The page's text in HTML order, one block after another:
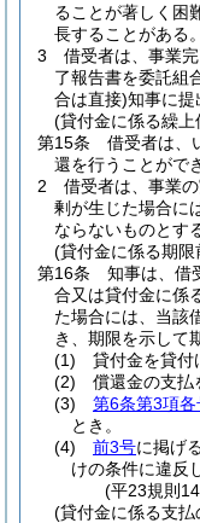
ることが著しく困
長することがある。
3
借受者は、事業
了報告書を委託組
合は直接)知事に提
(貸付金に係る繰上
第15条
借受者は、
還を行うことがで
2
借受者は、事業
剰が生じた場合に
ならないものとす
(貸付金に係る期限
第16条
知事は、借
合又は貸付金に係
た場合には、当該
き、期限を示して
(1)
貸付金を貸付
(2)
償還金の支払
(3)
第6条第3項各
とき。
(4)
前3号に掲げ
けの条件に違反
(平23規則
(貸付金に係る支払